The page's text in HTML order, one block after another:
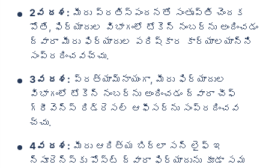
2వ దశ: మీరు ప్రతిస్పందనతో సంతృప్తి చెందక
పోతే, ఫిర్యాదుల విభాగంలో టోకెన్ నంబర్‌ను అందించడం
ద్వారా మీరు ఫిర్యాదుల పరిష్కార కార్యాలయాన్ని
సంప్రదించవచ్చు.
3వ దశ: ప్రత్యామ్నాయంగా, మీరు ఫిర్యాదుల
విభాగంలో టోకెన్ నంబర్‌ను అందించడం ద్వారా చీఫ్
గ్రీవెన్స్ రిడ్రెసల్ ఆఫీసర్‌ను సంప్రదించవ
చ్చు.
4వ దశ: మీరు ఆదిత్య బిర్లా సన్ లైఫ్ ఇ
న్సూరెన్స్‌కు పోస్ట్ ద్వారా ఫిర్యాదును కూడా సమ